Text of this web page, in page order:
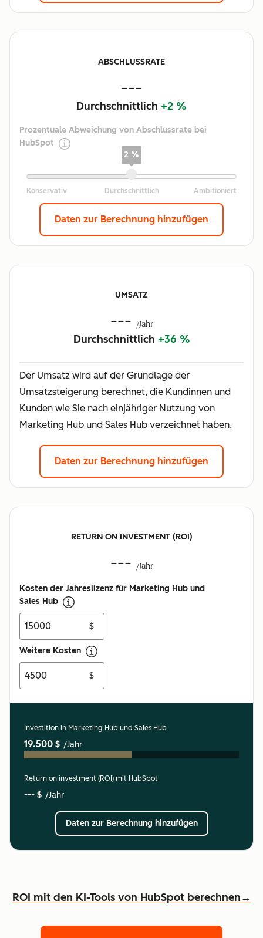
ABSCHLUSSRATE
---
Durchschnittlich +2 %
Prozentuale Abweichung von Abschlussrate bei
HubSpot
2 %
Daten zur Berechnung hinzufügen
UMSATZ
--- /Jahr
Durchschnittlich +36 %
Der Umsatz wird auf der Grundlage der
Umsatzsteigerung berechnet, die Kundinnen und
Kunden wie Sie nach einjähriger Nutzung von
Marketing Hub und Sales Hub verzeichnet haben.
Daten zur Berechnung hinzufügen
RETURN ON INVESTMENT (ROI)
--- /Jahr
Kosten der Jahreslizenz für Marketing Hub und
Sales Hub
$
Weitere Kosten
$
Investition in Marketing Hub und Sales Hub
19.500 $ /Jahr
Return on investment (ROI) mit HubSpot
--- $ /Jahr
Daten zur Berechnung hinzufügen
ROI mit den KI-Tools von HubSpot berechnen→